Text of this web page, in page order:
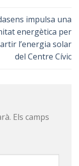
impulsa una
energètica per
l’energia solar
del Centre Cívic
Els camps